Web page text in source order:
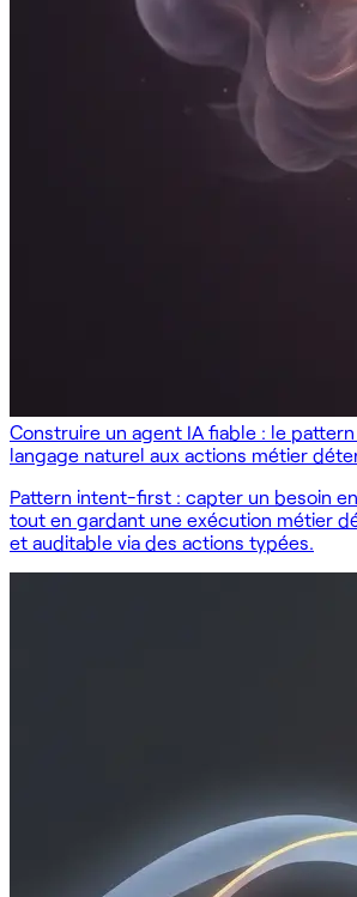
Construire un agent IA fiable : le
langage naturel aux actions métier
Pattern intent-first : capter un besoin
tout en gardant une exécution métier
et auditable via des actions typées.